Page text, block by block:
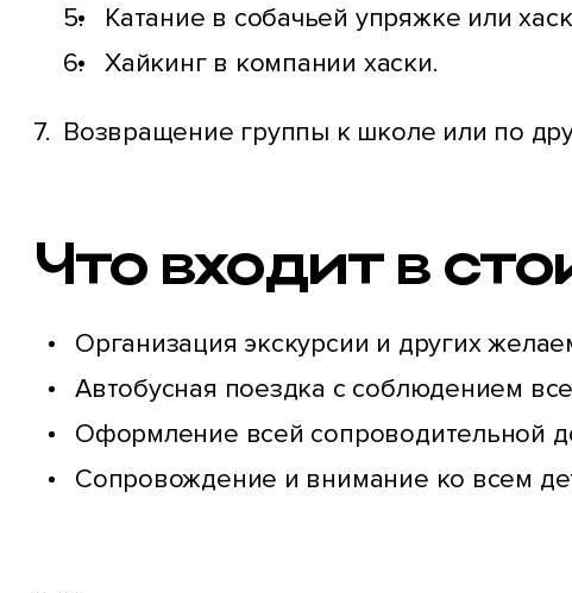
Катание в собачьей упряжке или
Хайкинг в компании хаски.
Возвращение группы к школе или по
Что входит в
Организация экскурсии и других
Автобусная поездка с соблюдением
Оформление всей сопроводительной
Сопровождение и внимание ко всем